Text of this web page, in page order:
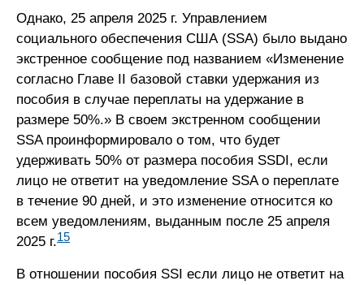
Однако, 25 апреля 2025 г. Управлением
социального обеспечения США (SSA) было выдано
экстренное сообщение под названием «Изменение
согласно Главе II базовой ставки удержания из
пособия в случае переплаты на удержание в
размере 50%.» В своем экстренном сообщении
SSA проинформировало о том, что будет
удерживать 50% от размера пособия SSDI, если
лицо не ответит на уведомление SSA о переплате
в течение 90 дней, и это изменение относится ко
всем уведомлениям, выданным после 25 апреля
2025 г.15
В отношении пособия SSI если лицо не ответит на